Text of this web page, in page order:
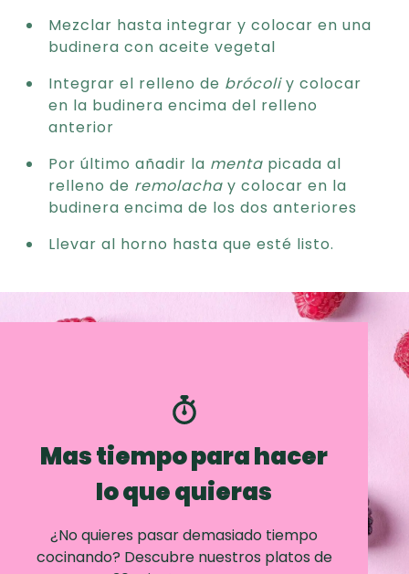
Mezclar hasta integrar y colocar en una
budinera con aceite vegetal
Integrar el relleno de brócoliy colocar
en la budinera encima del relleno
anterior
Por último añadir la menta picada al
relleno de remolacha y colocar en la
budinera encima de los dos anteriores
Llevar al horno hasta que esté listo.
Mas tiempo para hacer
lo que quieras
¿No quieres pasar demasiado tiempo
cocinando? Descubre nuestros platos de